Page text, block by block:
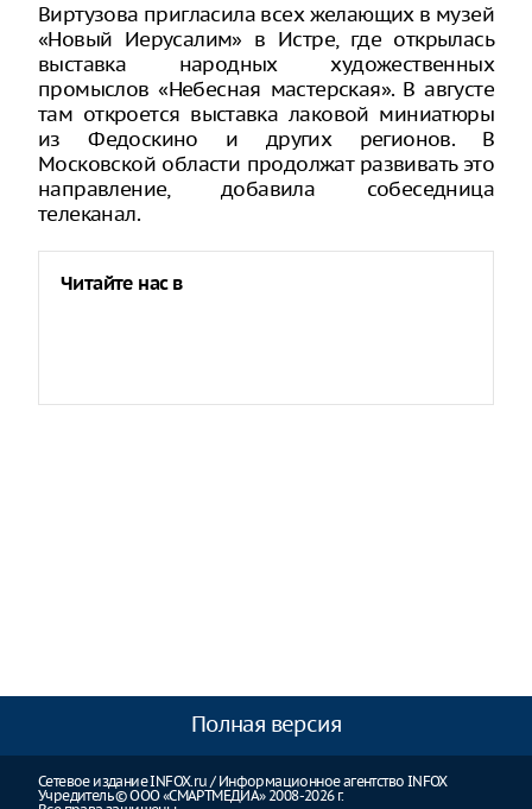
Виртузова пригласила всех желающих в музей
«Новый Иерусалим» в Истре, где открылась
выставка народных художественных
промыслов «Небесная мастерская». В августе
там откроется выставка лаковой миниатюры
из Федоскино и других регионов. В
Московской области продолжат развивать это
направление, добавила собеседница
телеканал.
Читайте нас в
Полная версия
Сетевое издание INFOX.ru / Информационное агентство INFOX
Учредитель © ООО «СМАРТМЕДИА» 2008-2026 г.